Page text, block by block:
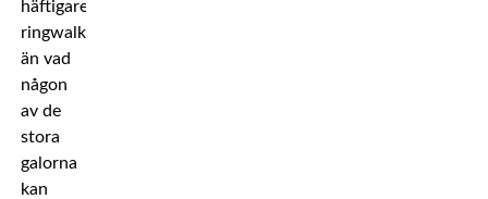
häftigare
ringwalk
än vad
någon
av de
stora
galorna
kan